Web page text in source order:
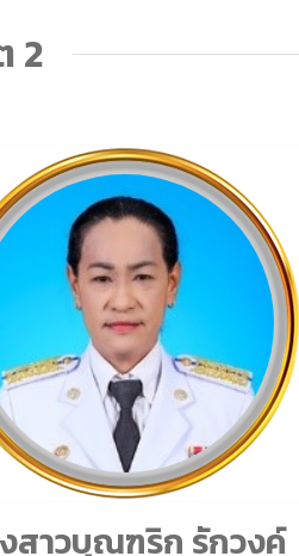
2
สาวบุณฑริก รักวงค์